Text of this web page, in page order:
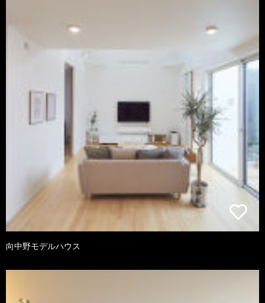
向中野モデルハウス